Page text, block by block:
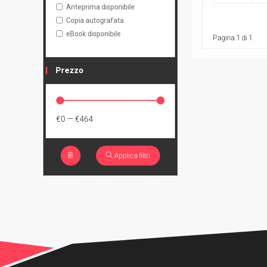
Pagina 1 di 1
Anteprima disponibile
Copia autografata
eBook disponibile
Prezzo
€0 — €464
Applica filtri